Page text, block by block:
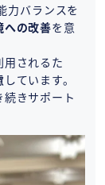
力バランスを
への改善を意
されるた
しています。
きサポート